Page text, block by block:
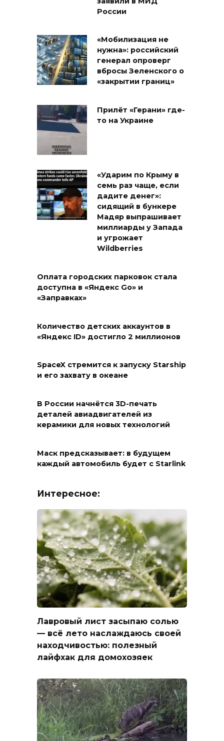
России
«Мобилизация не
нужна»: российский
генерал опроверг
вбросы Зеленского о
«закрытии границ»
Прилёт «Герани» где-
то на Украине
«Ударим по Крыму в
семь раз чаще, если
дадите денег»:
сидящий в бункере
Мадяр выпрашивает
миллиарды у Запада
и угрожает
Wildberries
Оплата городских парковок стала
доступна в «Яндекс Go» и
«Заправках»
Количество детских аккаунтов в
«Яндекс ID» достигло 2 миллионов
SpaceX стремится к запуску Starship
и его захвату в океане
В России начнётся 3D-печать
деталей авиадвигателей из
керамики для новых технологий
Маск предсказывает: в будущем
каждый автомобиль будет с Starlink
Интересное:
Лавровый лист засыпаю солью
— всё лето наслаждаюсь своей
находчивостью: полезный
лайфхак для домохозяек